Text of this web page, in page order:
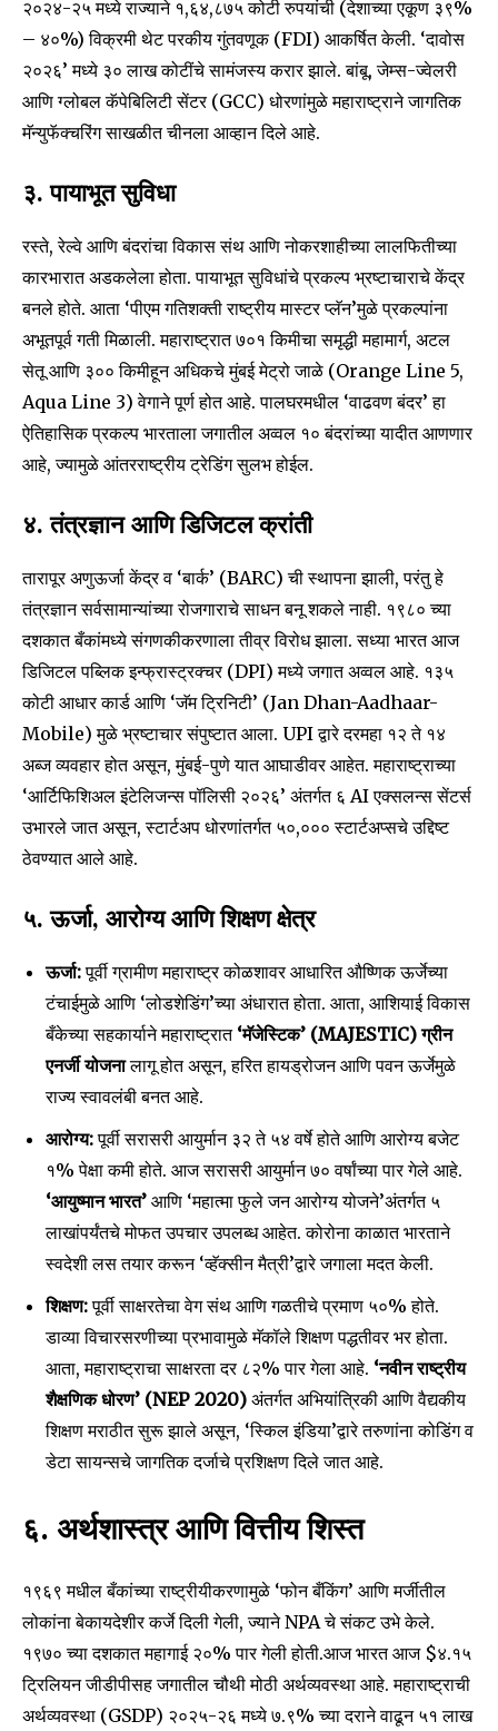
Join our community of
conversation.
To subscribe, simply enter your email address on our website
or click the subscribe button below. Don't worry, we respect
your privacy and won't spam your inbox. Your information is
safe with us.
SUBSCRIBE
I've read and accept the Privacy Policy .
6,300 32,111 75
२०२४-२५ मध्ये राज्याने १,६४,८७५ कोटी रुपयांची (देशाच्या एकूण ३९%
– ४०%) विक्रमी थेट परकीय गुंतवणूक (FDI) आकर्षित केली. ‘दावोस
२०२६’ मध्ये ३० लाख कोटींचे सामंजस्य करार झाले. बांबू, जेम्स-ज्वेलरी
आणि ग्लोबल कॅपेबिलिटी सेंटर (GCC) धोरणांमुळे महाराष्ट्राने जागतिक
मॅन्युफॅक्चरिंग साखळीत चीनला आव्हान दिले आहे.
३. पायाभूत सुविधा
रस्ते, रेल्वे आणि बंदरांचा विकास संथ आणि नोकरशाहीच्या लालफितीच्या
कारभारात अडकलेला होता. पायाभूत सुविधांचे प्रकल्प भ्रष्टाचाराचे केंद्र
बनले होते. आता ‘पीएम गतिशक्ती राष्ट्रीय मास्टर प्लॅन’मुळे प्रकल्पांना
अभूतपूर्व गती मिळाली. महाराष्ट्रात ७०१ किमीचा समृद्धी महामार्ग, अटल
सेतू आणि ३०० किमीहून अधिकचे मुंबई मेट्रो जाळे (Orange Line 5,
Aqua Line 3) वेगाने पूर्ण होत आहे. पालघरमधील ‘वाढवण बंदर’ हा
ऐतिहासिक प्रकल्प भारताला जगातील अव्वल १० बंदरांच्या यादीत आणणार
आहे, ज्यामुळे आंतरराष्ट्रीय ट्रेडिंग सुलभ होईल.
४. तंत्रज्ञान आणि डिजिटल क्रांती
तारापूर अणुऊर्जा केंद्र व ‘बार्क’ (BARC) ची स्थापना झाली, परंतु हे
तंत्रज्ञान सर्वसामान्यांच्या रोजगाराचे साधन बनू शकले नाही. १९८० च्या
दशकात बँकांमध्ये संगणकीकरणाला तीव्र विरोध झाला. सध्या भारत आज
डिजिटल पब्लिक इन्फ्रास्ट्रक्चर (DPI) मध्ये जगात अव्वल आहे. १३५
कोटी आधार कार्ड आणि ‘जॅम ट्रिनिटी’ (Jan Dhan-Aadhaar-
Mobile) मुळे भ्रष्टाचार संपुष्टात आला. UPI द्वारे दरमहा १२ ते १४
अब्ज व्यवहार होत असून, मुंबई-पुणे यात आघाडीवर आहेत. महाराष्ट्राच्या
‘आर्टिफिशिअल इंटेलिजन्स पॉलिसी २०२६’ अंतर्गत ६ AI एक्सलन्स सेंटर्स
उभारले जात असून, स्टार्टअप धोरणांतर्गत ५०,००० स्टार्टअप्सचे उद्दिष्ट
ठेवण्यात आले आहे.
५. ऊर्जा, आरोग्य आणि शिक्षण क्षेत्र
ऊर्जा:पूर्वी ग्रामीण महाराष्ट्र कोळशावर आधारित औष्णिक ऊर्जेच्या
टंचाईमुळे आणि ‘लोडशेडिंग’च्या अंधारात होता. आता, आशियाई विकास
बँकेच्या सहकार्याने महाराष्ट्रात ‘मॅजेस्टिक’ (MAJESTIC) ग्रीन
एनर्जी योजनालागू होत असून, हरित हायड्रोजन आणि पवन ऊर्जेमुळे
राज्य स्वावलंबी बनत आहे.
आरोग्य:पूर्वी सरासरी आयुर्मान ३२ ते ५४ वर्षे होते आणि आरोग्य बजेट
१% पेक्षा कमी होते. आज सरासरी आयुर्मान ७० वर्षांच्या पार गेले आहे.
‘आयुष्मान भारत’ आणि ‘महात्मा फुले जन आरोग्य योजने’अंतर्गत ५
लाखांपर्यंतचे मोफत उपचार उपलब्ध आहेत. कोरोना काळात भारताने
स्वदेशी लस तयार करून ‘व्हॅक्सीन मैत्री’द्वारे जगाला मदत केली.
शिक्षण:पूर्वी साक्षरतेचा वेग संथ आणि गळतीचे प्रमाण ५०% होते.
डाव्या विचारसरणीच्या प्रभावामुळे मॅकॉले शिक्षण पद्धतीवर भर होता.
आता, महाराष्ट्राचा साक्षरता दर ८२% पार गेला आहे. ‘नवीन राष्ट्रीय
शैक्षणिक धोरण’ (NEP 2020) अंतर्गत अभियांत्रिकी आणि वैद्यकीय
शिक्षण मराठीत सुरू झाले असून, ‘स्किल इंडिया’द्वारे तरुणांना कोडिंग व
डेटा सायन्सचे जागतिक दर्जाचे प्रशिक्षण दिले जात आहे.
६. अर्थशास्त्र आणि वित्तीय शिस्त
१९६९ मधील बँकांच्या राष्ट्रीयीकरणामुळे ‘फोन बँकिंग’ आणि मर्जीतील
लोकांना बेकायदेशीर कर्जे दिली गेली, ज्याने NPA चे संकट उभे केले.
१९७० च्या दशकात महागाई २०% पार गेली होती.आज भारत आज $४.१५
ट्रिलियन जीडीपीसह जगातील चौथी मोठी अर्थव्यवस्था आहे. महाराष्ट्राची
अर्थव्यवस्था (GSDP) २०२५-२६ मध्ये ७.९% च्या दराने वाढून ५१ लाख